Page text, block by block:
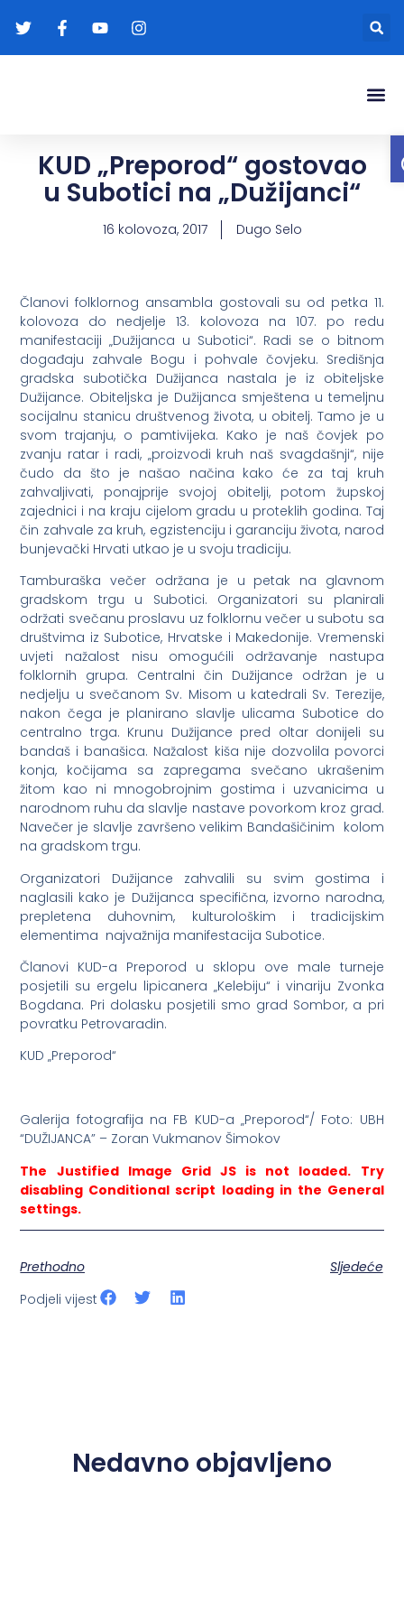
KUD „Preporod“ gostovao
u Subotici na „Dužijanci“
16 kolovoza, 2017 Dugo Selo
Članovi folklornog ansambla gostovali su od petka 11.
kolovoza do nedjelje 13. kolovoza na 107. po redu
manifestaciji „Dužijanca u Subotici“. Radi se o bitnom
događaju zahvale Bogu i pohvale čovjeku. Središnja
gradska subotička Dužijanca nastala je iz obiteljske
Dužijance. Obiteljska je Dužijanca smještena u temeljnu
socijalnu stanicu društvenog života, u obitelj. Tamo je u
svom trajanju, o pamtivijeka. Kako je naš čovjek po
zvanju ratar i radi, „proizvodi kruh naš svagdašnji“, nije
čudo da što je našao načina kako će za taj kruh
zahvaljivati, ponajprije svojoj obitelji, potom župskoj
zajednici i na kraju cijelom gradu u proteklih godina. Taj
čin zahvale za kruh, egzistenciju i garanciju života, narod
bunjevački Hrvati utkao je u svoju tradiciju.
Tamburaška večer održana je u petak na glavnom
gradskom trgu u Subotici. Organizatori su planirali
održati svečanu proslavu uz folklornu večer u subotu sa
društvima iz Subotice, Hrvatske i Makedonije. Vremenski
uvjeti nažalost nisu omogućili održavanje nastupa
folklornih grupa. Centralni čin Dužijance održan je u
nedjelju u svečanom Sv. Misom u katedrali Sv. Terezije,
nakon čega je planirano slavlje ulicama Subotice do
centralno trga. Krunu Dužijance pred oltar donijeli su
bandaš i banašica. Nažalost kiša nije dozvolila povorci
konja, kočijama sa zapregama svečano ukrašenim
žitom kao ni mnogobrojnim gostima i uzvanicima u
narodnom ruhu da slavlje nastave povorkom kroz grad.
Navečer je slavlje završeno velikim Bandašičinim kolom
na gradskom trgu.
Organizatori Dužijance zahvalili su svim gostima i
naglasili kako je Dužijanca specifična, izvorno narodna,
prepletena duhovnim, kulturološkim i tradicijskim
elementima najvažnija manifestacija Subotice.
Članovi KUD-a Preporod u sklopu ove male turneje
posjetili su ergelu lipicanera „Kelebiju“ i vinariju Zvonka
Bogdana. Pri dolasku posjetili smo grad Sombor, a pri
povratku Petrovaradin.
KUD „Preporod“
Galerija fotografija na FB KUD-a „Preporod“/ Foto: UBH
“DUŽIJANCA” – Zoran Vukmanov Šimokov
The Justified Image Grid JS is not loaded. Try
disabling Conditional script loading in the General
settings.
Prethodno
Sljedeće
Podjeli vijest
Nedavno objavljeno